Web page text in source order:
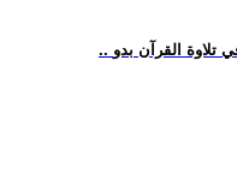
تلاوة القرآن بدو